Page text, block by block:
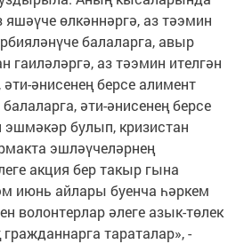
яшәүче өлкәннәргә, аз тәэмин
балаларга, авыр
гаиләләргә, аз тәэмин ителгән
әнисенең берсе алимент
әти-әнисенең берсе
булып, кризистан
эшләүчеләрнең
акция бер такыр гына
июнь айлары буенча һәркем
волонтерлар әлеге азык-төлек
тараталар», -